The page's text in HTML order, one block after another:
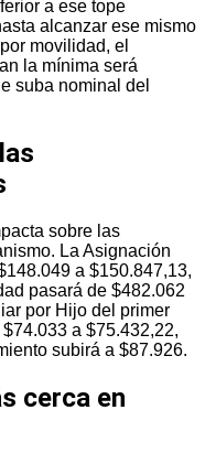
a ese tope
alcanzar ese mismo
movilidad, el
la mínima será
suba nominal del
sobre las
La Asignación
a $150.847,13,
pasará de $482.062
por Hijo del primer
a $75.432,22,
subirá a $87.926.
cerca en